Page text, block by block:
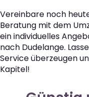
Vereinbare noch
Beratung mit dem
ein individuelles
nach Dudelange.
Service überzeugen
Kapitel!